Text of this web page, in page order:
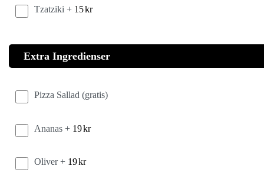
Tzatziki + 15kr
Extra Ingredienser
Pizza Sallad (gratis)
Ananas + 19kr
Oliver + 19kr